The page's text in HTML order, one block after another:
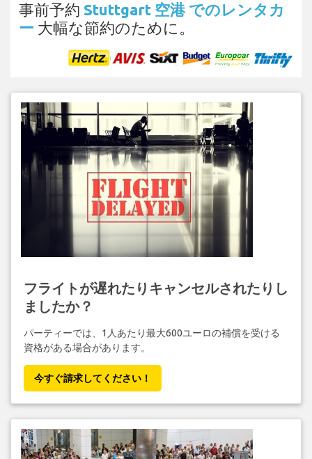
事前予約 Stuttgart 空港 でのレンタカ
ー 大幅な節約のために。
フライトが遅れたりキャンセルされたりし
ましたか？
パーティーでは、1人あたり最大600ユーロの補償を受ける
資格がある場合があります。
今すぐ請求してください！